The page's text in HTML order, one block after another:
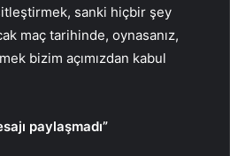
sanki hiçbir şey
maç tarihinde, oynasanız,
bizim açımızdan kabul
paylaşmadı”